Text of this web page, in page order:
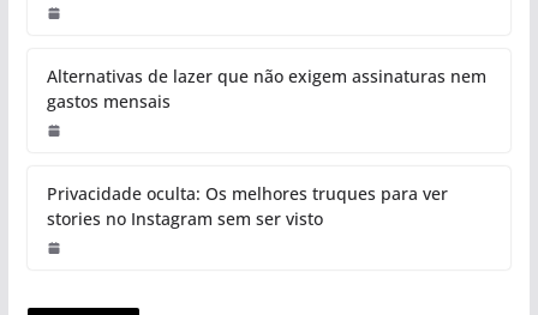
Alternativas de lazer que não exigem assinaturas nem
gastos mensais
Privacidade oculta: Os melhores truques para ver
stories no Instagram sem ser visto